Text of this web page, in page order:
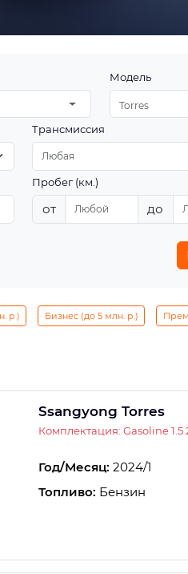
Модель
Torres
Трансмиссия
Пробег (км.)
от до
р.) Бизнес (до 5 млн. р.)
Ssangyong Torres
Комплектация: Gasoline 1.5
Год/Месяц: 2024/1
Топливо: Бензин